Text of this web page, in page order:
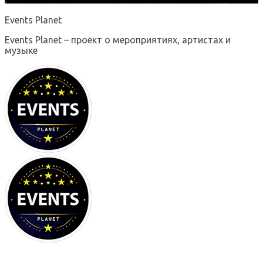
Events Planet
Events Planet – проект о мероприятиях, артистах и
музыке